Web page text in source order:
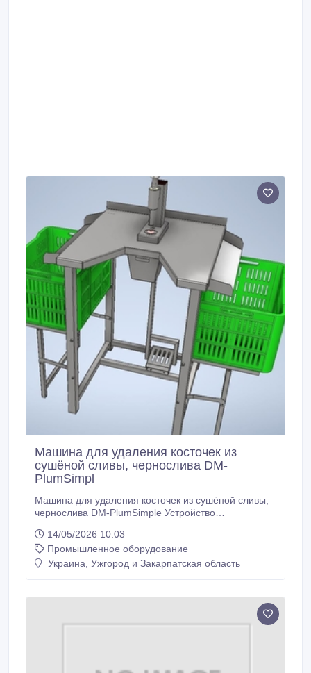
Машина для удаления косточек из
сушёной сливы, чернослива DM-
PlumSimpl
Машина для удаления косточек из сушёной сливы,
чернослива DM-PlumSimple Устройство
косточек из сушеной сливы после бланширования.
Слива устанавливается вручную, вертикально на
резиновое кольцо под толкателем. В таком
14/05/2026 10:03
Промышленное оборудование
Украина, Ужгород и Закарпатская область